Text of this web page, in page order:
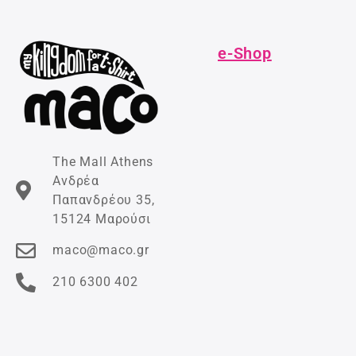
The Mall Athens
Ανδρέα
Παπανδρέου 35,
15124 Μαρούσι
maco@maco.gr
210 6300 402
e-Shop